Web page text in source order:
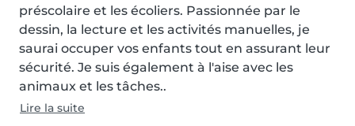
préscolaire et les écoliers. Passionnée par le
dessin, la lecture et les activités manuelles, je
saurai occuper vos enfants tout en assurant leur
sécurité. Je suis également à l'aise avec les
animaux et les tâches..
Lire la suite